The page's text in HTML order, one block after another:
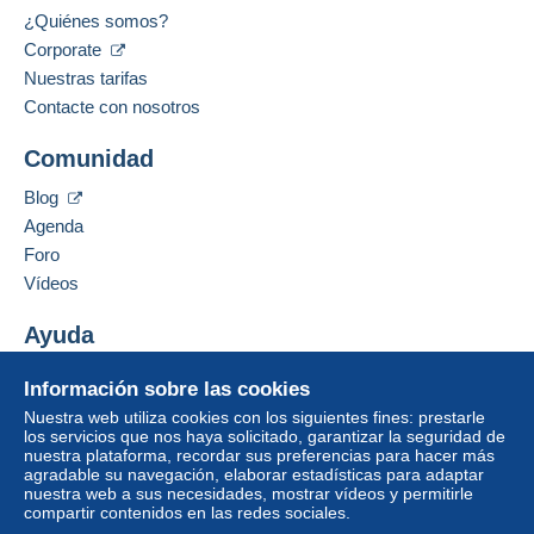
Para mayor seguridad, el vendedor le pide que
para las compras:
Esta zona incluye
Carta (tamaño normal)
Pago por:
De 1gr a 20gr
2,00 €
Métodos de pago:
Idiomas hablados:
Francés,Inglés (Reino Unido),
Dirección profesional:
GERARDUSMERCATOR Business Consulting &
1010
Añadir ese vendedor a los favoritos
Contactar con el vendedor
Ocultar los objetos de este vendedor
Información sobre las cookies
Nuestra web utiliza cookies con los siguientes fines: prestarle
los servicios que nos haya solicitado, garantizar la seguridad de
nuestra plataforma, recordar sus preferencias para hacer más
agradable su navegación, elaborar estadísticas para adaptar
nuestra web a sus necesidades, mostrar vídeos y permitirle
compartir contenidos en las redes sociales.
¿Quiénes somos?
Corporate
Nuestras tarifas
Contacte con nosotros
Comunidad
Blog
Agenda
Foro
Vídeos
Ayuda
Comprar en Delcampe
Vender en Delcampe
Una página securizada